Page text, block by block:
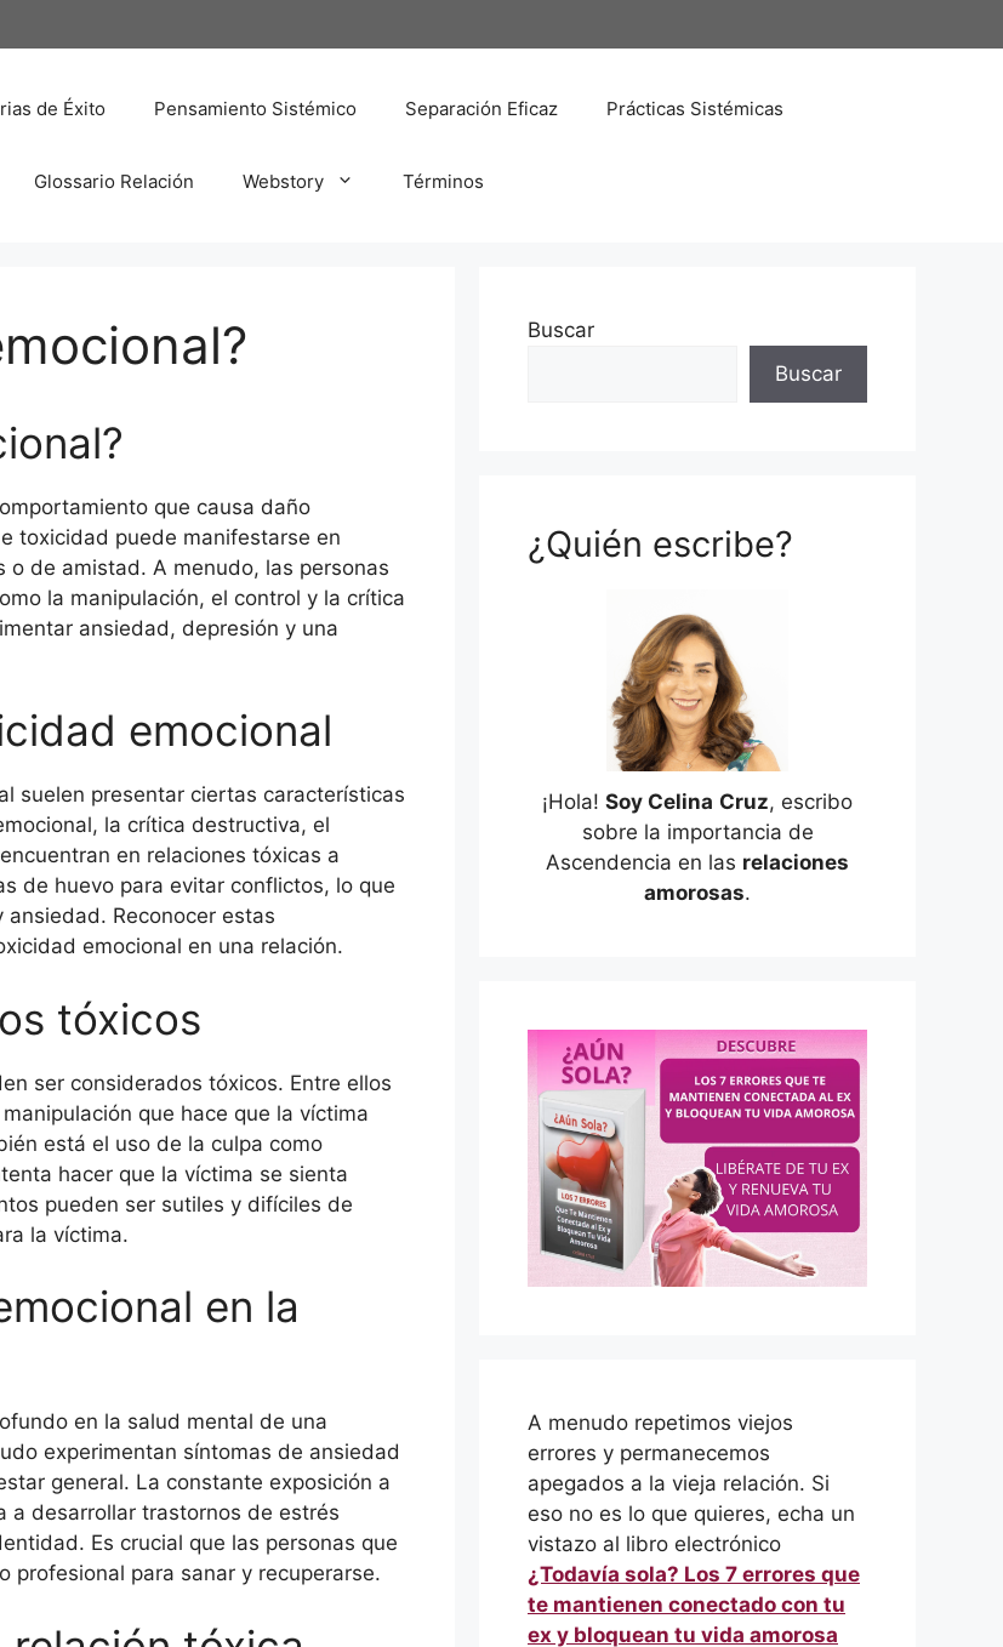
de Éxito Pensamiento Sistémico Separación Eficaz Prácticas Sistémicas
Glossario Relación Webstory Términos
que causa daño
toxicidad puede manifestarse en
o de amistad. A menudo, las personas
la manipulación, el control y la crítica
ansiedad, depresión y una
emocional
suelen presentar ciertas características
la crítica destructiva, el
en relaciones tóxicas a
de huevo para evitar conflictos, lo que
Reconocer estas
emocional en una relación.
tóxicos
ser considerados tóxicos. Entre ellos
que hace que la víctima
está el uso de la culpa como
hacer que la víctima se sienta
pueden ser sutiles y difíciles de
la víctima.
en la
en la salud mental de una
experimentan síntomas de ansiedad
general. La constante exposición a
a desarrollar trastornos de estrés
Es crucial que las personas que
profesional para sanar y recuperarse.
Buscar
Buscar
¿Quién escribe?
¡Hola! Soy Celina Cruz, escribo
sobre la importancia de
Ascendencia en las relaciones
amorosas.
A menudo repetimos viejos
errores y permanecemos
apegados a la vieja relación. Si
eso no es lo que quieres, echa un
vistazo al libro electrónico
¿Todavía sola? Los 7 errores que
te mantienen conectado con tu
ex y bloquean tu vida amorosa